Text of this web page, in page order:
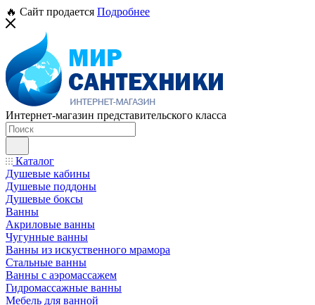
🔥 Сайт продается Подробнее
Интернет-магазин представительского класса
Каталог
Душевые кабины
Душевые поддоны
Душевые боксы
Ванны
Акриловые ванны
Чугунные ванны
Ванны из искуственного мрамора
Стальные ванны
Ванны с аэромассажем
Гидромассажные ванны
Мебель для ванной